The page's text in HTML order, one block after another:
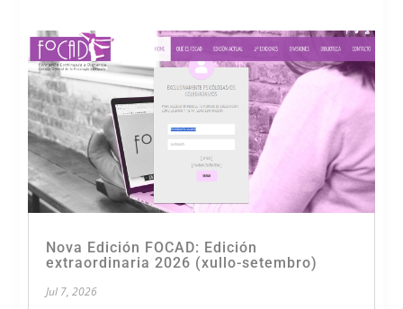
Nova Edición FOCAD: Edición
extraordinaria 2026 (xullo-setembro)
Jul 7, 2026